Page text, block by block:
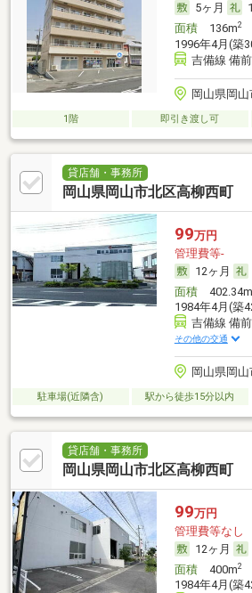
5ヶ月
面積136m2
1996年4月(築
吉備線 備
岡山県岡
1階 即引き渡し可
貸店舗・事務所
岡山県岡山市北区高柳西町
99万円
管理費等-
12ヶ月
面積402.34m
1984年4月(築
吉備線 備
その他の交通
岡山県岡
駐車場(近隣含) 駅から徒歩15分以内
貸店舗・事務所
岡山県岡山市北区高柳西町
99万円
管理費等なし
12ヶ月
面積400m2
1984年4月(築